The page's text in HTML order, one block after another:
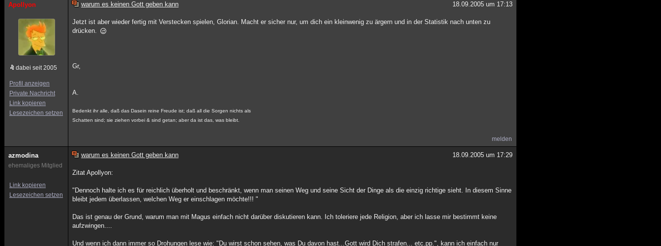
Apollyon
dabei seit 2005
Profil anzeigen
Private Nachricht
Link kopieren
Lesezeichen setzen
warum es keinen Gott geben kann 18.09.2005 um 17:13
Jetzt ist aber wieder fertig mit Verstecken spielen, Glorian. Macht er sicher nur, um dich ein kleinwenig zu ärgern und in der Statistik nach unten zu
drücken.
Gr,
A.
Bedenkt ihr alle, daß das Dasein reine Freude ist; daß all die Sorgen nichts als
Schatten sind; sie ziehen vorbei & sind getan; aber da ist das, was bleibt.
melden
azmodina
ehemaliges Mitglied
Link kopieren
Lesezeichen setzen
warum es keinen Gott geben kann 18.09.2005 um 17:29
Zitat Apollyon:
"Dennoch halte ich es für reichlich überholt und beschränkt, wenn man seinen Weg und seine Sicht der Dinge als die einzig richtige sieht. In diesem Sinne
bleibt jedem überlassen, welchen Weg er einschlagen möchte!!! "
Das ist genau der Grund, warum man mit Magus einfach nicht darüber diskutieren kann. Ich toleriere jede Religion, aber ich lasse mir bestimmt keine
aufzwingen....
Und wenn ich dann immer so Drohungen lese wie: "Du wirst schon sehen, was Du davon hast...Gott wird Dich strafen... etc.pp.", kann ich einfach nur